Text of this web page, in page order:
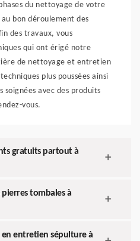
du nettoyage de votre
bon déroulement des
des travaux, vous
qui ont érigé notre
de nettoyage et entretien
plus poussées ainsi
soignées avec des produits
vous.
gratuits partout à
pierres tombales à
entretien sépulture à